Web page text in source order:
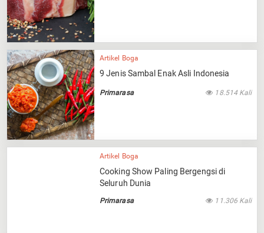
Artikel Boga
9 Jenis Sambal Enak Asli Indonesia
Primarasa 18.514 Kali
Artikel Boga
Cooking Show Paling Bergengsi di
Seluruh Dunia
Primarasa 11.306 Kali